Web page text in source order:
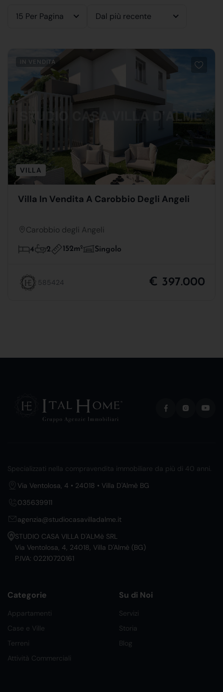
15 Per Pagina Dal più recente
IN VENDITA
VILLA
Villa In Vendita A Carobbio Degli Angeli
Carobbio degli Angeli
4 2 152m2 Singolo
585424 € 397.000
Specializzati nella compravendita immobiliare da più di 40 anni.
Via Ventolosa, 4 • 24018 • Villa D'Almè BG
035639911
agenzia@studiocasavilladalme.it
STUDIO CASA VILLA D'ALMè SRL
Via Ventolosa, 4, 24018, Villa D'Almè (BG)
P.IVA: 02210720161
Categorie
Appartamenti
Case e Ville
Terreni
Attività Commerciali
Su di Noi
Servizi
Storia
Blog